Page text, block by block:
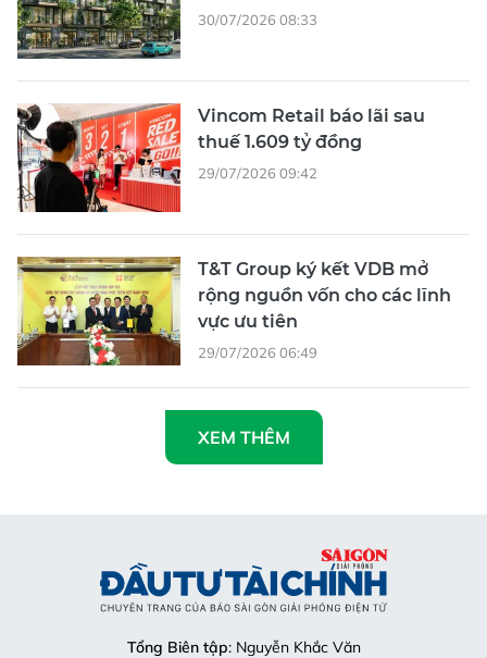
30/07/2026 08:33
Vincom Retail báo lãi sau
thuế 1.609 tỷ đồng
29/07/2026 09:42
T&T Group ký kết VDB mở
rộng nguồn vốn cho các lĩnh
vực ưu tiên
29/07/2026 06:49
XEM THÊM
Tổng Biên tập: Nguyễn Khắc Văn